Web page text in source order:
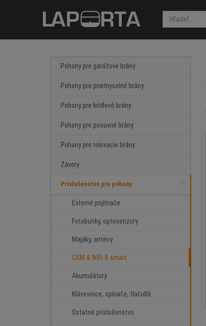
Pohony pre garážové brány
Pohony pre priemyselné brány
Pohony pre krídlové brány
Pohony pre posuvné brány
Pohony pre rolovacie brány
Závory
Príslušenstvo pre pohony
Externé prijímače
Fotobunky, optosenzory
Majáky, antény
GSM & WiFi & smart
Akumulátory
Klávesnice, spínače, tlačidlá
Ostatné príslušenstvo